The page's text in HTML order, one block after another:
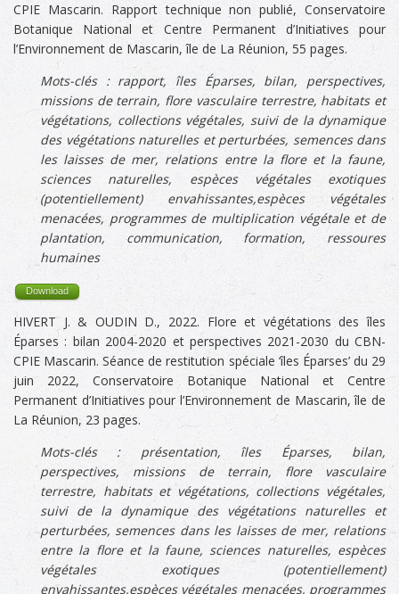
CPIE Mascarin. Rapport technique non publié, Conservatoire
Botanique National et Centre Permanent d’Initiatives pour
l’Environnement de Mascarin, île de La Réunion, 55 pages.
Mots-clés : rapport, îles Éparses, bilan, perspectives,
missions de terrain, flore vasculaire terrestre, habitats et
végétations, collections végétales, suivi de la dynamique
des végétations naturelles et perturbées, semences dans
les laisses de mer, relations entre la flore et la faune,
sciences naturelles, espèces végétales exotiques
(potentiellement) envahissantes,espèces végétales
menacées, programmes de multiplication végétale et de
plantation, communication, formation, ressoures
humaines
Download
HIVERT J. & OUDIN D., 2022. Flore et végétations des îles
Éparses : bilan 2004-2020 et perspectives 2021-2030 du CBN-
CPIE Mascarin. Séance de restitution spéciale ‘îles Éparses’ du 29
juin 2022, Conservatoire Botanique National et Centre
Permanent d’Initiatives pour l’Environnement de Mascarin, île de
La Réunion, 23 pages.
Mots-clés : présentation, îles Éparses, bilan,
perspectives, missions de terrain, flore vasculaire
terrestre, habitats et végétations, collections végétales,
suivi de la dynamique des végétations naturelles et
perturbées, semences dans les laisses de mer, relations
entre la flore et la faune, sciences naturelles, espèces
végétales exotiques (potentiellement)
envahissantes,espèces végétales menacées, programmes